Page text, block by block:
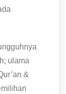
ulama
&